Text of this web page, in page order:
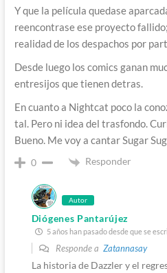
Y que la película quedase
reencontrase ese proyecto
realidad de los despachos por
Desde luego los comics ganan
entresijos que tienen detras.
En cuanto a Nightcat poco la
tal. Pero ni idea del trasfondo.
Bueno. Me voy a cantar Sugar
0 Responder
Autor
Diógenes Pantarújez
5 años han pasado desde que se
Responde a Zatannasay
La historia de Dazzler y el